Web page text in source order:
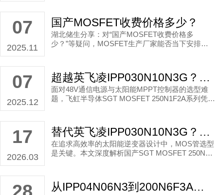
07
2025.11
国产MOSFET收费价格多少？
湖北储生分享：对“国产MOSFET收费价格多
少？”等疑问，MOSFET生产厂家能否当下安排团
报价收费。 当然，在湖北做到精诚合作、谦虚谨慎
的服务也是很重要。
07
2025.12
超越英飞凌IPP030N10N3G？这款国产MOS管如何在严苛应用中稳定输出
面对48V通信电源与太阳能MPPT控制器的选型难
题，飞虹半导体SGT MOSFET 250N1F2A系列凭借
发，解析其参数优势。
17
2026.03
替代英飞凌IPP030N10N3G？这款国产MOS管如何提升太阳能逆变器效率
在追求高效率的太阳能逆变器设计中，MOS管选型
是关键。本文深度解析国产SGT MOSFET 250N1F
国产化选型思路。
从IPP04N06N3到200N6F3A：这款国产MOS管为何成为电源设计的更优选？